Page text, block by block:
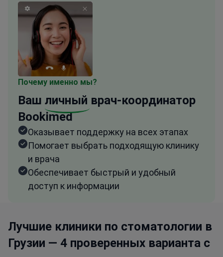
Почему именно мы?
Ваш личный врач-координатор
Bookimed
Оказывает поддержку на всех этапах
Помогает выбрать подходящую клинику
и врача
Обеспечивает быстрый и удобный
доступ к информации
Лучшие клиники по стоматологии в
Грузии — 4 проверенных варианта с